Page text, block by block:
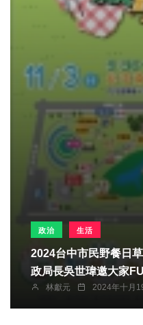
政治 生活
2024台中市民野餐日
政局長吳世瑋邀大家
林獻元 2024年十月